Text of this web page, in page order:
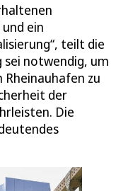
ein
teilt die
notwendig, um
Rheinauhafen zu
der
Die